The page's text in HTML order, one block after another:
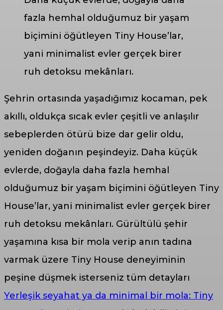
fazla hemhal olduğumuz bir yaşam
biçimini öğütleyen Tiny House’lar,
yani minimalist evler gerçek birer
ruh detoksu mekânları.
Şehrin ortasında yaşadığımız kocaman, pek
akıllı, oldukça sıcak evler çeşitli ve anlaşılır
sebeplerden ötürü bize dar gelir oldu,
yeniden doğanın peşindeyiz. Daha küçük
evlerde, doğayla daha fazla hemhal
olduğumuz bir yaşam biçimini öğütleyen Tiny
House’lar, yani minimalist evler gerçek birer
ruh detoksu mekânları. Gürültülü şehir
yaşamına kısa bir mola verip anın tadına
varmak üzere Tiny House deneyiminin
peşine düşmek isterseniz tüm detayları
Yerleşik seyahat ya da minimal bir mola: Tiny